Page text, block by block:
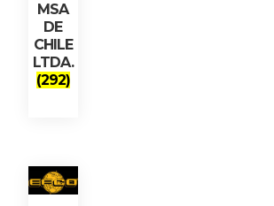
MSA
DE
CHILE
LTDA.
(292)